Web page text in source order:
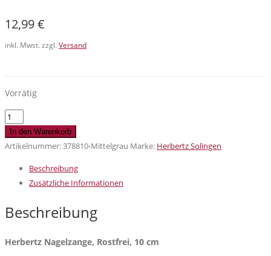
12,99€
inkl. Mwst. zzgl. Versand
Vorrätig
Herbertz
Nagelzange,
Rostfrei,
In den Warenkorb
Artikelnummer:378810-Mittelgrau Marke: Herbertz Solingen
Beschreibung
Zusätzliche Informationen
Beschreibung
Herbertz Nagelzange, Rostfrei, 10 cm